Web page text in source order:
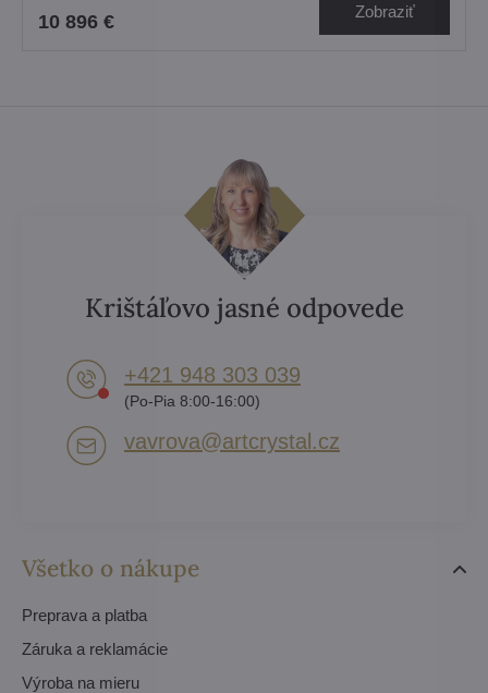
10 896 € Zobraziť
Všetko o nákupe
Preprava a platba
Záruka a reklamácie
Výroba na mieru
Krištáľovo jasné odpovede
+421 948 303 039
(Po-Pia 8:00-16:00)
vavrova​@artcrystal​.cz